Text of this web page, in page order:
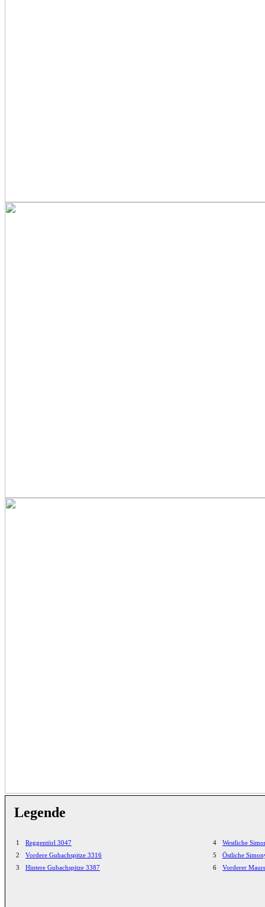
Legende
1
Reggentörl 3047
2
Vordere Gubachspitze 3316
3
Hintere Gubachspitze 3387
4
Westliche
5
Östliche
6
Vorderer